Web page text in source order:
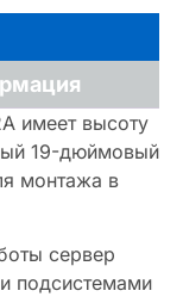
имеет высоту
19-дюймовый
монтажа в
сервер
подсистемами